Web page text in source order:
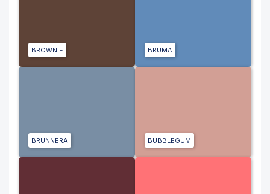
BROWNIE BRUMA
BRUNNERA BUBBLEGUM